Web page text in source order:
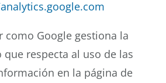
como Google gestiona la
respecta al uso de las
en la página de